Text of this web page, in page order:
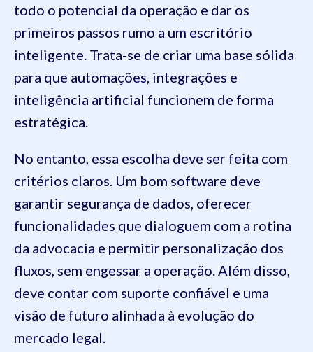
todo o potencial da operação e dar os
primeiros passos rumo a um escritório
inteligente. Trata-se de criar uma base sólida
para que automações, integrações e
inteligência artificial funcionem de forma
estratégica.
No entanto, essa escolha deve ser feita com
critérios claros. Um bom software deve
garantir segurança de dados, oferecer
funcionalidades que dialoguem com a rotina
da advocacia e permitir personalização dos
fluxos, sem engessar a operação. Além disso,
deve contar com suporte confiável e uma
visão de futuro alinhada à evolução do
mercado legal.